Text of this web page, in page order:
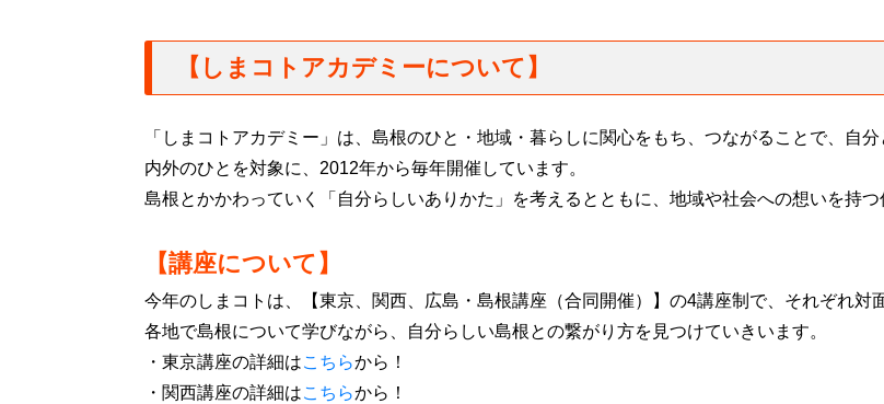
【しまコトアカデミーについて】
「しまコトアカデミー」は、島根のひと・地域・暮らしに関心をもち、つながることで、自
内外のひとを対象に、2012年から毎年開催しています。
島根とかかわっていく「自分らしいありかた」を考えるとともに、地域や社会への想いを持
【講座について】
今年のしまコトは、【東京、関西、広島・島根講座（合同開催）】の4講座制で、それぞれ対
各地で島根について学びながら、自分らしい島根との繋がり方を見つけていきいます。
・東京講座の詳細はこちらから！
・関西講座の詳細はこちらから！